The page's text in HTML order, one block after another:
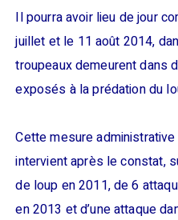
Il pourra avoir lieu de jour
juillet et le 11 août 2014,
troupeaux demeurent dans
exposés à la prédation du
Cette mesure
intervient après le constat,
de loup en 2011, de 6
en 2013 et d’une attaque